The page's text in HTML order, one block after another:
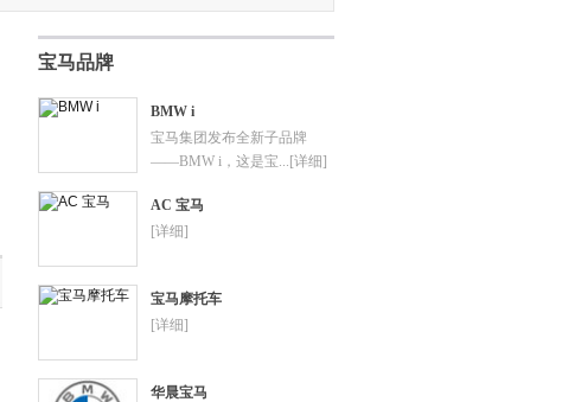
宝马品牌
BMW i
宝马集团发布全新子品牌
——BMW i，这是宝... [详细]
AC 宝马
[详细]
宝马摩托车
[详细]
华晨宝马